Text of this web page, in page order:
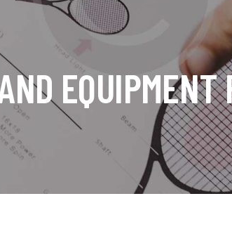
EQUIPMENT